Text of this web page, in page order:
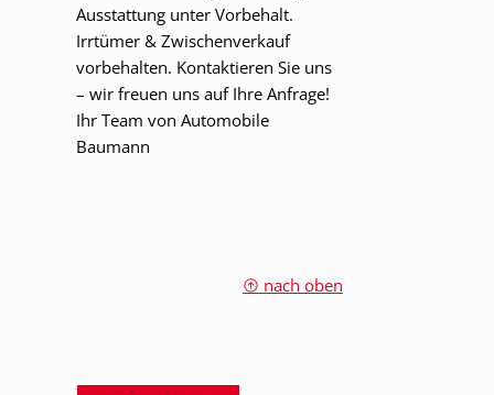
Ausstattung unter Vorbehalt.
Irrtümer & Zwischenverkauf
vorbehalten. Kontaktieren Sie uns
– wir freuen uns auf Ihre Anfrage!
Ihr Team von Automobile
Baumann
nach oben